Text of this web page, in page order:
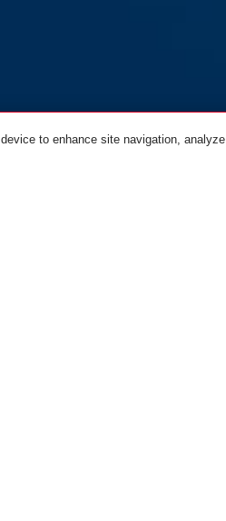
to enhance site navigation, analyze